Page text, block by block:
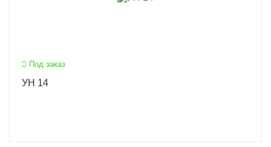
Под заказ
УН 14